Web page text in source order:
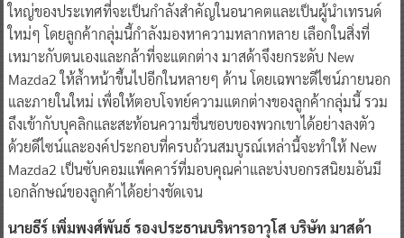
ใหญ่ของประเทศที่จะเป็นกำลังสำคัญในอนาคตและเป็นผู้นำเทรนด์
ใหม่ๆ โดยลูกค้ากลุ่มนี้กำลังมองหาความหลากหลาย เลือกในสิ่งที่
เหมาะกับตนเองและกล้าที่จะแตกต่าง มาสด้าจึงยกระดับ New
Mazda2 ให้ล้ำหน้าขึ้นไปอีกในหลายๆ ด้าน โดยเฉพาะดีไซน์ภายนอก
และภายในใหม่ เพื่อให้ตอบโจทย์ความแตกต่างของลูกค้ากลุ่มนี้ รวม
ถึงเข้ากับบุคลิกและสะท้อนความชื่นชอบของพวกเขาได้อย่างลงตัว
ด้วยดีไซน์และองค์ประกอบที่ครบถ้วนสมบูรณ์เหล่านี้จะทำให้ New
Mazda2 เป็นซับคอมแพ็คคาร์ที่มอบคุณค่าและบ่งบอกรสนิยมอันมี
เอกลักษณ์ของลูกค้าได้อย่างชัดเจน
นายธีร์ เพิ่มพงศ์พันธ์ รองประธานบริหารอาวุโส บริษัท มาสด้า